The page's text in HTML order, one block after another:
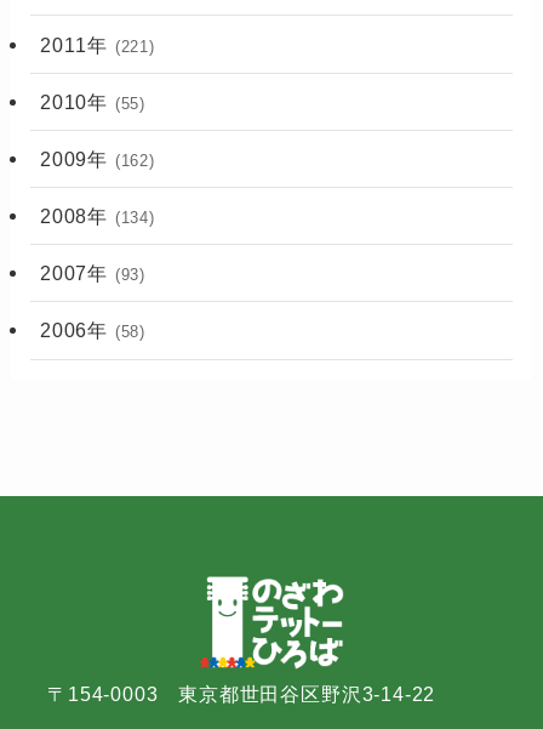
2011年 (221)
2010年 (55)
2009年 (162)
2008年 (134)
2007年 (93)
2006年 (58)
〒154-0003 東京都世田谷区野沢3-14-22